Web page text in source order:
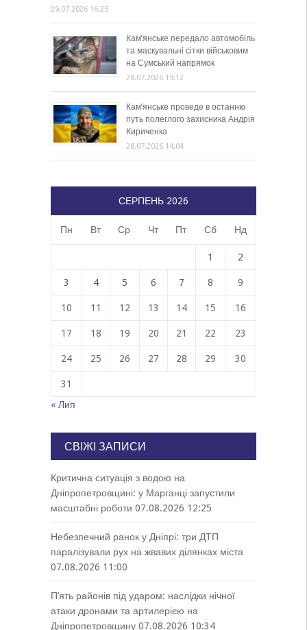
29.07.2026 16:25
Кам’янське передало автомобіль
та маскувальні сітки військовим
на Сумський напрямок
28.07.2026 19:12
Кам’янське проведе в останню
путь полеглого захисника Андрія
Кириченка
28.07.2026 14:04
СЕРПЕНЬ 2026
Пн Вт Ср Чт Пт Сб Нд
1 2
3 4 5 6 7 8 9
10 11 12 13 14 15 16
17 18 19 20 21 22 23
24 25 26 27 28 29 30
31
« Лип
СВІЖІ ЗАПИСИ
Критична ситуація з водою на
Дніпропетровщині: у Марганці запустили
масштабні роботи 07.08.2026 12:25
Небезпечний ранок у Дніпрі: три ДТП
паралізували рух на жвавих ділянках міста
07.08.2026 11:00
П’ять районів під ударом: наслідки нічної
атаки дронами та артилерією на
Дніпропетровщину 07.08.2026 10:34